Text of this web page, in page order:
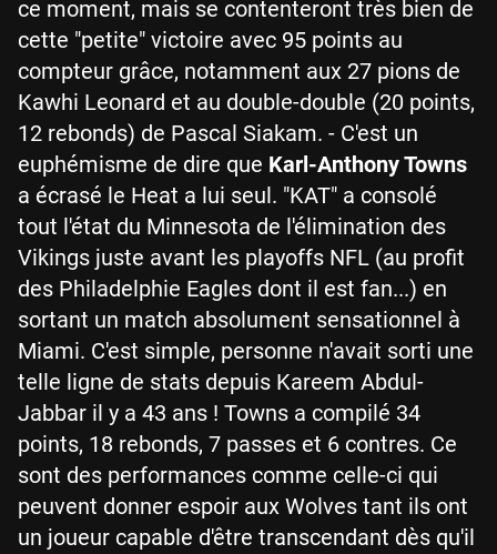
ce moment, mais se contenteront très bien de
cette "petite" victoire avec 95 points au
compteur grâce, notamment aux 27 pions de
Kawhi Leonard et au double-double (20 points,
12 rebonds) de Pascal Siakam. - C'est un
euphémisme de dire que Karl-Anthony Towns
a écrasé le Heat a lui seul. "KAT" a consolé
tout l'état du Minnesota de l'élimination des
Vikings juste avant les playoffs NFL (au profit
des Philadelphie Eagles dont il est fan...) en
sortant un match absolument sensationnel à
Miami. C'est simple, personne n'avait sorti une
telle ligne de stats depuis Kareem Abdul-
Jabbar il y a 43 ans ! Towns a compilé 34
points, 18 rebonds, 7 passes et 6 contres. Ce
sont des performances comme celle-ci qui
peuvent donner espoir aux Wolves tant ils ont
un joueur capable d'être transcendant dès qu'il